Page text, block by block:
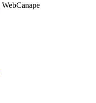
WebCanape